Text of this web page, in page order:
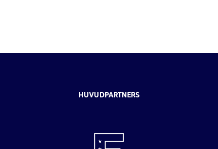
HUVUDPARTNERS